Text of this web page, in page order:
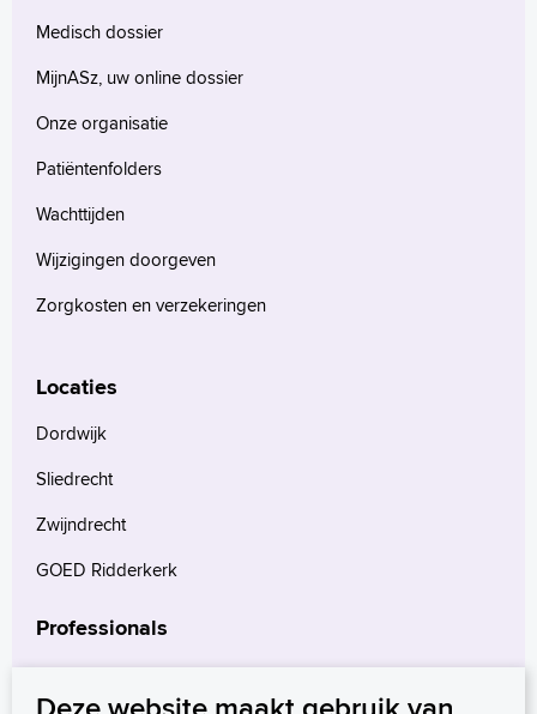
Medisch dossier
MijnASz, uw online dossier
Onze organisatie
Patiëntenfolders
Wachttijden
Wijzigingen doorgeven
Zorgkosten en verzekeringen
Locaties
Dordwijk
Sliedrecht
Zwijndrecht
GOED Ridderkerk
Professionals
Verwijzers